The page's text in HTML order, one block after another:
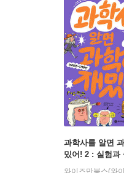
과학사를 알면
밌어! 2 : 실험과